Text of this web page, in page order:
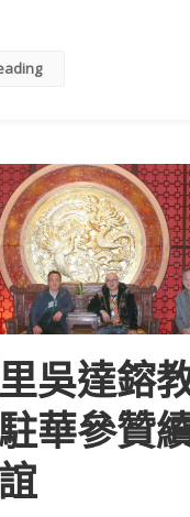
吳達鎔
華參贊